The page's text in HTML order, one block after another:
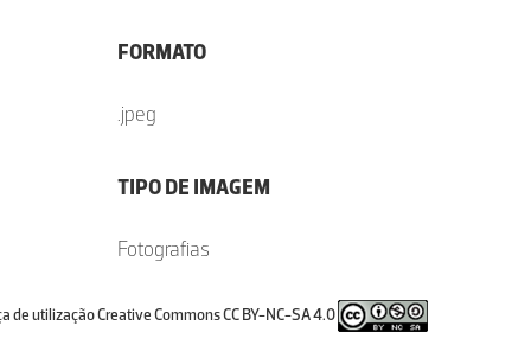
FORMATO
.jpeg
TIPO DE IMAGEM
Fotografias
de utilização Creative Commons CC BY-NC-SA 4.0